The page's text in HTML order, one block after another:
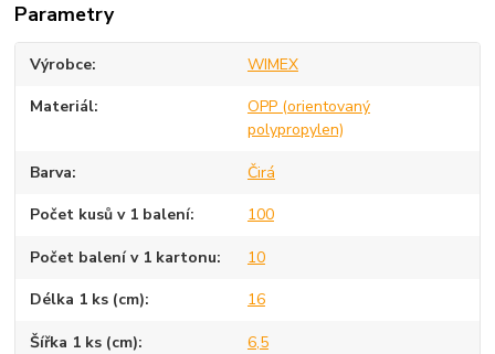
Parametry
Výrobce WIMEX
Materiál
OPP (orientovaný
polypropylen)
Barva Čirá
Počet kusů v 1 balení 100
Počet balení v 1 kartonu 10
Délka 1 ks (cm) 16
Šířka 1 ks (cm) 6,5